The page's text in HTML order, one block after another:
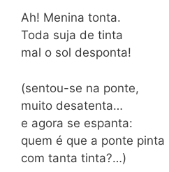
Ah! Menina tonta.
Toda suja de tinta
mal o sol desponta!
(sentou-se na ponte,
muito desatenta…
e agora se espanta:
quem é que a ponte pinta
com tanta tinta?…)